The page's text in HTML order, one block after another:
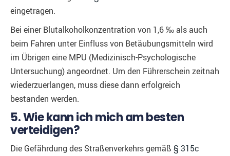
eingetragen.
Bei einer Blutalkoholkonzentration von 1,6 ‰ als auch
beim Fahren unter Einfluss von Betäubungsmitteln wird
im Übrigen eine MPU (Medizinisch-Psychologische
Untersuchung) angeordnet. Um den Führerschein zeitnah
wiederzuerlangen, muss diese dann erfolgreich
bestanden werden.
5. Wie kann ich mich am besten
verteidigen?
Die Gefährdung des Straßenverkehrs gemäß § 315c